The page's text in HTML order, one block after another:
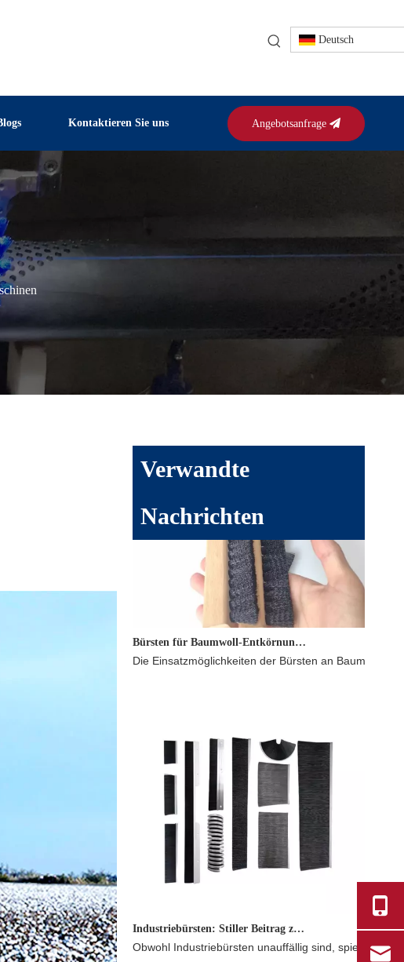
Deutsch
Kontaktieren Sie uns Angebotsanfrage
Verwandte
Nachrichten
Kunststoffindustrie
Bürsten für Baumwoll-Entkörnungsmaschinen
Die Einsatzmöglichkeiten der Bürsten an
Obwohl Industriebürsten unauffällig sind, spielen sie